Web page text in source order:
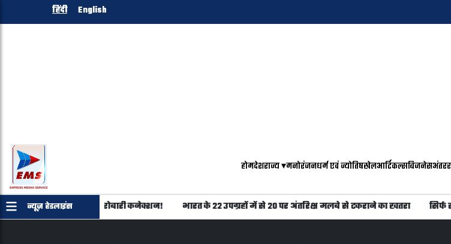
हिंदी English
होमदेशराज्य▾मनोरंजनधर्म एवं ज्योतिषखेलआर्टिकल्सबिजनेस
न्यूज़ हेडलाइंस
का शिवराज परिवार से कारोबारी कनेक्शन! भारत के 22 उपग्रहों में से 20 पर अंतरिक्ष मलबे से टकराने का खतरा